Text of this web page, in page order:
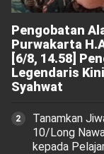
Pengobatan
Purwakarta
[6/8, 14.58]
Legendaris
Syahwat
Tanamkan
10/Long
kepada